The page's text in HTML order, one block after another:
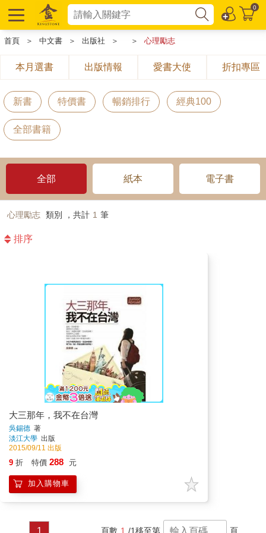
0
首頁 ＞ 中文書 ＞ 出版社 ＞ ＞ 心理勵志
本月選書 出版情報 愛書大使 折扣專區
新書 特價書 暢銷排行 經典100
全部書籍
全部 紙本 電子書
心理勵志 類別 ，共計 1 筆
排序
大三那年，我不在台灣
吳錫德 著
淡江大學 出版
2015/09/11 出版
9 折 特價 288 元
加入購物車
1 頁數 1 /1移至第 頁